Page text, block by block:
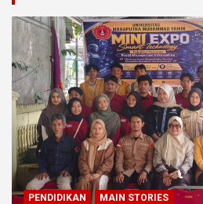
PENDIDIKAN MAIN STORIES